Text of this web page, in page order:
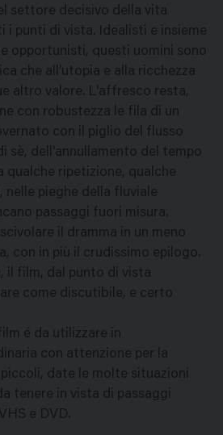
settore decisivo della vita
punti di vista. Idealisti e insieme
opportunisti, questi uomini sono
che all'utopia e alla ricchezza
altro valore. L'affresco resta,
con robustezza le fila di un
con il piglio del flusso
sè, dell'annullamento del tempo
qualche ripetizione, qualche
nelle pieghe della fluviale
passaggi fuori misura.
il dramma in un meno
con in più il crudissimo epilogo.
il film, dal punto di vista
come discutibile, e certo
é da utilizzare in
con attenzione per la
date le molte situazioni
tenere in vista di passaggi
e DVD.